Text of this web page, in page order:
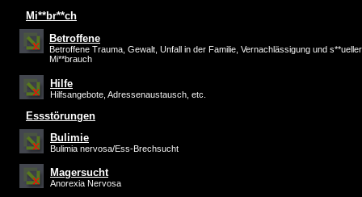
Mi**br**ch
Betroffene
Betroffene Trauma, Gewalt, Unfall in der Familie, Vernachlässigung und s**ueller
Mi**brauch
Hilfe
Hilfsangebote, Adressenaustausch, etc.
Essstörungen
Bulimie
Bulimia nervosa/Ess-Brechsucht
Magersucht
Anorexia Nervosa